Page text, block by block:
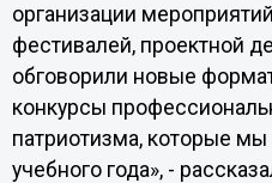
организации
фестивалей, проектной
обговорили новые
конкурсы
патриотизма, которые мы
учебного года», -